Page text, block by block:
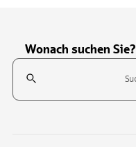
Wonach suchen Sie?
Suchfeld